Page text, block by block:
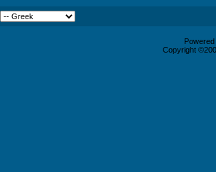
Copyright